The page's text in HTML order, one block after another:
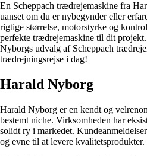
En Scheppach trædrejemaskine fra
uanset om du er nybegynder eller
rigtige størrelse, motorstyrke og
perfekte trædrejemaskine til dit
Nyborgs udvalg af Scheppach
trædrejningsrejse i dag!
Harald Nyborg
Harald Nyborg er en kendt og
bestemt niche. Virksomheden har
solidt ry i markedet.
og evne til at levere kvalitetsprodukter.